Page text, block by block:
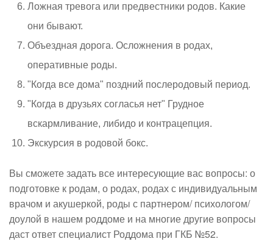
Ложная тревога или предвестники родов. Какие
они бывают.
Объездная дорога. Осложнения в родах,
оперативные роды.
"Когда все дома" поздний послеродовый период.
"Когда в друзьях согласья нет" Грудное
вскармливание, либидо и контрацепция.
Экскурсия в родовой бокс.
Вы сможете задать все интересующие вас вопросы: о
подготовке к родам, о родах, родах с индивидуальным
врачом и акушеркой, роды с партнером/ психологом/
доулой в нашем роддоме и на многие другие вопросы
даст ответ специалист Роддома при ГКБ №52.